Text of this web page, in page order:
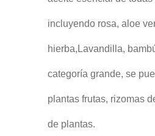
incluyendo rosa, aloe
hierba,Lavandilla,
categoría grande, se
plantas frutas, rizomas
de plantas.